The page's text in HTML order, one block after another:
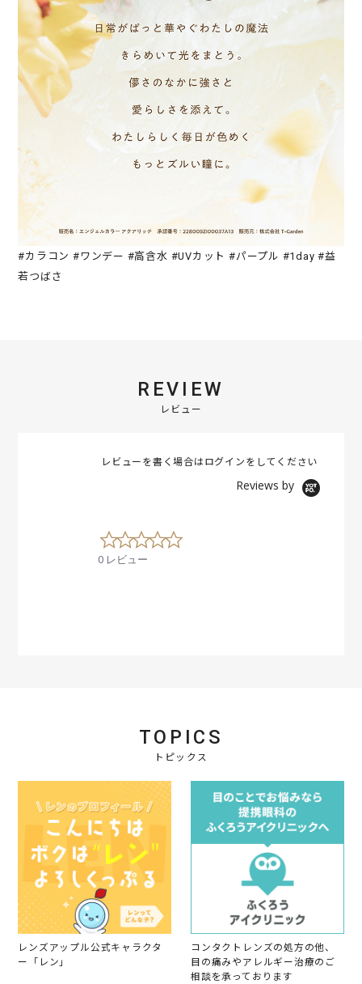
#カラコン #ワンデー #高含水 #UVカット #パープル #1day #益
若つばさ
REVIEW
レビュー
レビューを書く場合はログイン をしてください
Reviews by
0
.
0 レビュー
TOPICS
トピックス
レンズアップル公式キャラクタ
ー「レン」
コンタクトレンズの処方の他、
目の痛みやアレルギー治療のご
相談を承っております